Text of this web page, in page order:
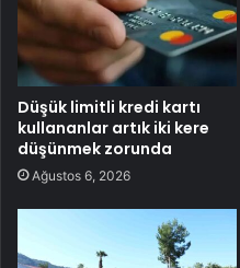
Düşük limitli kredi kartı
kullananlar artık iki kere
düşünmek zorunda
Ağustos 6, 2026